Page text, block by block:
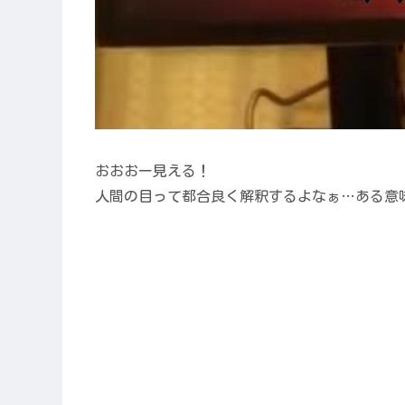
おおおー見える！
人間の目って都合良く解釈するよなぁ…ある意